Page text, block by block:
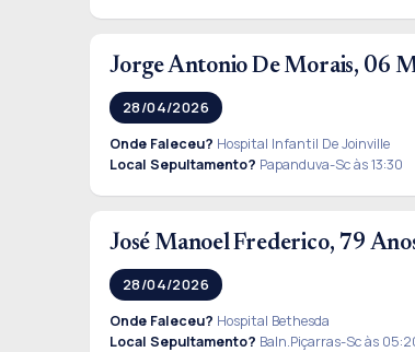
Jorge Antonio De Morais, 06
28/04/2026
Onde Faleceu? Hospital Infantil De Joinville
Local Sepultamento? Papanduva-Sc às 13:30
José Manoel Frederico, 79
28/04/2026
Onde Faleceu? Hospital Bethesda
Local Sepultamento? Baln.Piçarras-Sc às